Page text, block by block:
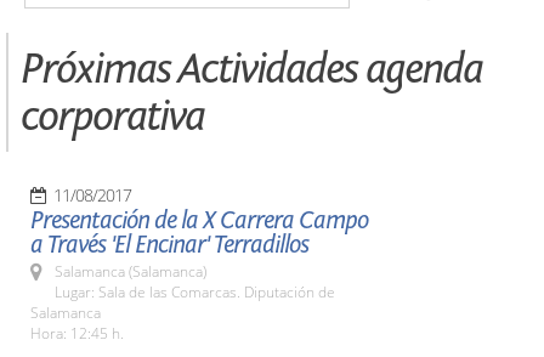
Próximas Actividades agenda
corporativa
11/08/2017
Presentación de la X Carrera Campo
a Través 'El Encinar' Terradillos
Salamanca (Salamanca)
Lugar: Sala de las Comarcas. Diputación de
Salamanca
Hora: 12:45 h.